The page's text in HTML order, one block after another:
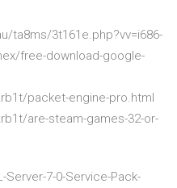
ta8ms/3t161e.php?vv=i686-
free-download-google-
packet-engine-pro.html
are-steam-games-32-or-
7-0-Service-Pack-